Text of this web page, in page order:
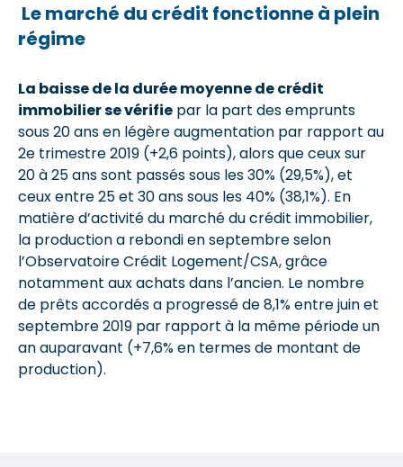
Le marché du crédit fonctionne à plein
régime
La baisse de la durée moyenne de crédit
immobilier se vérifie par la part des emprunts
sous 20 ans en légère augmentation par rapport au
2e trimestre 2019 (+2,6 points), alors que ceux sur
20 à 25 ans sont passés sous les 30% (29,5%), et
ceux entre 25 et 30 ans sous les 40% (38,1%). En
matière d’activité du marché du crédit immobilier,
la production a rebondi en septembre selon
l’Observatoire Crédit Logement/CSA, grâce
notamment aux achats dans l’ancien. Le nombre
de prêts accordés a progressé de 8,1% entre juin et
septembre 2019 par rapport à la même période un
an auparavant (+7,6% en termes de montant de
production).